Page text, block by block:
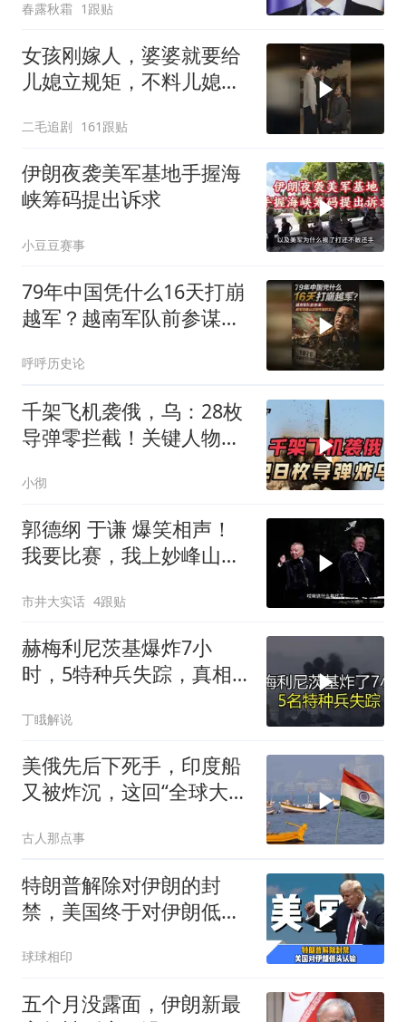
春露秋霜 1跟贴
女孩刚嫁人，婆婆就要给
儿媳立规矩，不料儿媳不
二毛追剧 161跟贴
伊朗夜袭美军基地手握海
峡筹码提出诉求
小豆豆赛事
79年中国凭什么16天打崩
越军？越南军队前参谋：
力
呼呼历史论
千架飞机袭俄，乌：28枚
导弹零拦截！关键人物被
小彻
郭德纲 于谦 爆笑相声！
我要比赛，我上妙峰山干
祖庙
市井大实话 4跟贴
赫梅利尼茨基爆炸7小
时，5特种兵失踪，真相
丁睋解说
美俄先后下死手，印度船
又被炸沉，这回“全球大
古人那点事
特朗普解除对伊朗的封
禁，美国终于对伊朗低头
球球相印
五个月没露面，伊朗新最